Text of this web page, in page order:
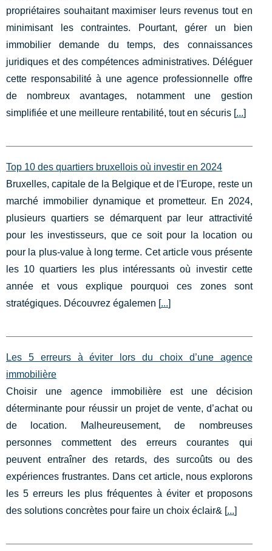
propriétaires souhaitant maximiser leurs revenus tout en
minimisant les contraintes. Pourtant, gérer un bien
immobilier demande du temps, des connaissances
juridiques et des compétences administratives. Déléguer
cette responsabilité à une agence professionnelle offre
de nombreux avantages, notamment une gestion
simplifiée et une meilleure rentabilité, tout en sécuris [...]
Top 10 des quartiers bruxellois où investir en 2024
Bruxelles, capitale de la Belgique et de l'Europe, reste un
marché immobilier dynamique et prometteur. En 2024,
plusieurs quartiers se démarquent par leur attractivité
pour les investisseurs, que ce soit pour la location ou
pour la plus-value à long terme. Cet article vous présente
les 10 quartiers les plus intéressants où investir cette
année et vous explique pourquoi ces zones sont
stratégiques. Découvrez égalemen [...]
Les 5 erreurs à éviter lors du choix d’une agence
immobilière
Choisir une agence immobilière est une décision
déterminante pour réussir un projet de vente, d’achat ou
de location. Malheureusement, de nombreuses
personnes commettent des erreurs courantes qui
peuvent entraîner des retards, des surcoûts ou des
expériences frustrantes. Dans cet article, nous explorons
les 5 erreurs les plus fréquentes à éviter et proposons
des solutions concrètes pour faire un choix éclair& [...]